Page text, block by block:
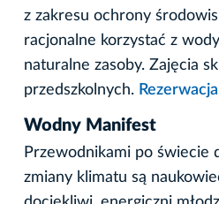
z zakresu ochrony
racjonalne korzystać z
naturalne zasoby. Zajęcia
przedszkolnych.
Wodny Manifest
Przewodnikami po świecie
zmiany klimatu są